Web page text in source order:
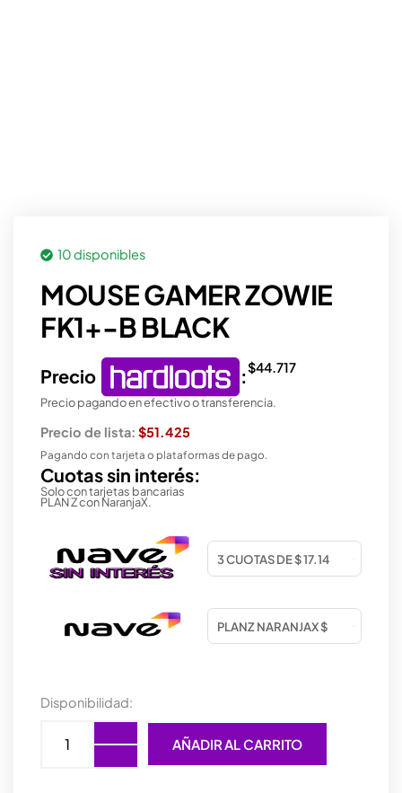
10 disponibles
MOUSE GAMER ZOWIE
FK1+-B BLACK
Precio :$44.717
Precio pagando en efectivo o transferencia.
Precio de lista: $51.425
Pagando con tarjeta o plataformas de pago.
Cuotas sin interés:
Solo con tarjetas bancarias
PLAN Z con NaranjaX.
Disponibilidad:
MOUSE
ZOWIE
FK1+-
AÑADIR AL CARRITO